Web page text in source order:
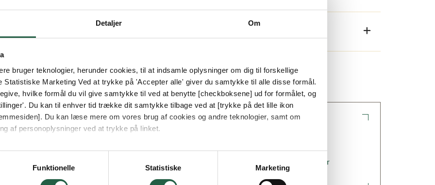
Detaljer Om
bruger teknologier, herunder cookies, til at indsamle oplysninger om dig til forskellige
Statistiske Marketing Ved at trykke på 'Accepter alle' giver du samtykke til alle disse formål.
hvilke formål du vil give samtykke til ved at benytte [checkboksene] ud for formålet, og
Du kan til enhver tid trække dit samtykke tilbage ved at [trykke på det lille ikon
Du kan læse mere om vores brug af cookies og andre teknologier, samt om
af personoplysninger ved at trykke på linket.
Google behandler personlige oplysninger
Funktionelle Statistiske Marketing
Alle mål er set udefra og angives i brede, højde 1 venstre, højde 2 højre. Mindste
Garantien gælder for fejl vedrørende konstruktion, fremstilling eller
fabrikationsfejl
Almindelige spørgsmål & svar om glaspartier